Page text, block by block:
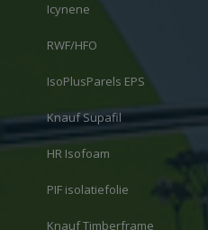
Icynene
RWF/HFO
IsoPlusParels EPS
Knauf Supafil
HR Isofoam
PIF isolatiefolie
Knauf Timberframe